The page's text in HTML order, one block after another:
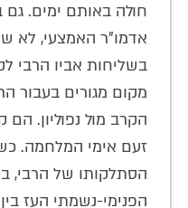
חולה באותם ימים. גם
אדמו"ר האמצעי, לא
בשליחות אביו הרבי
מקום מגורים בעבור
הקרב מול נפוליון.
זעם אימי המלחמה.
הסתלקותו של הרבי,
הפנימי-נשמתי העז